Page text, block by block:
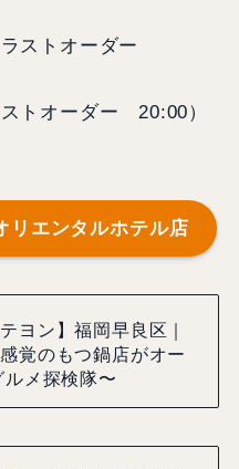
ストオーダー
トオーダー 20:00）
エンタルホテル店
テヨン】福岡早良区｜
覚のもつ鍋店がオー
ルメ探検隊〜